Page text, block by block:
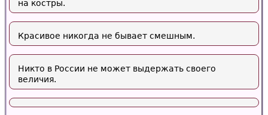
на костры.
Красивое никогда не бывает смешным.
Никто в России не может выдержать своего
величия.